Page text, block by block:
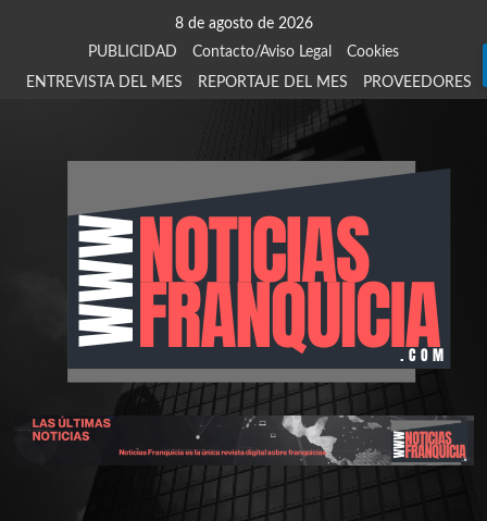
8 de agosto de 2026
PUBLICIDAD
Contacto/Aviso Legal
Cookies
ENTREVISTA DEL MES
REPORTAJE DEL MES PROVEEDORES